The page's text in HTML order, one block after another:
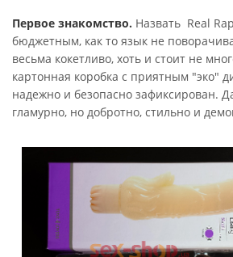
Первое знакомство. Назвать Real
бюджетным, как то язык не
весьма кокетливо, хоть и стоит не
картонная коробка с приятным "эко"
надежно и безопасно зафиксирован.
гламурно, но добротно, стильно и